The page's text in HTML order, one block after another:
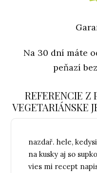
Na 30 dní máte
peňazí
REFERENCIE Z
VEGETARIÁNSKE
nazdař. hele,
na kusky aj so
vies mi recept